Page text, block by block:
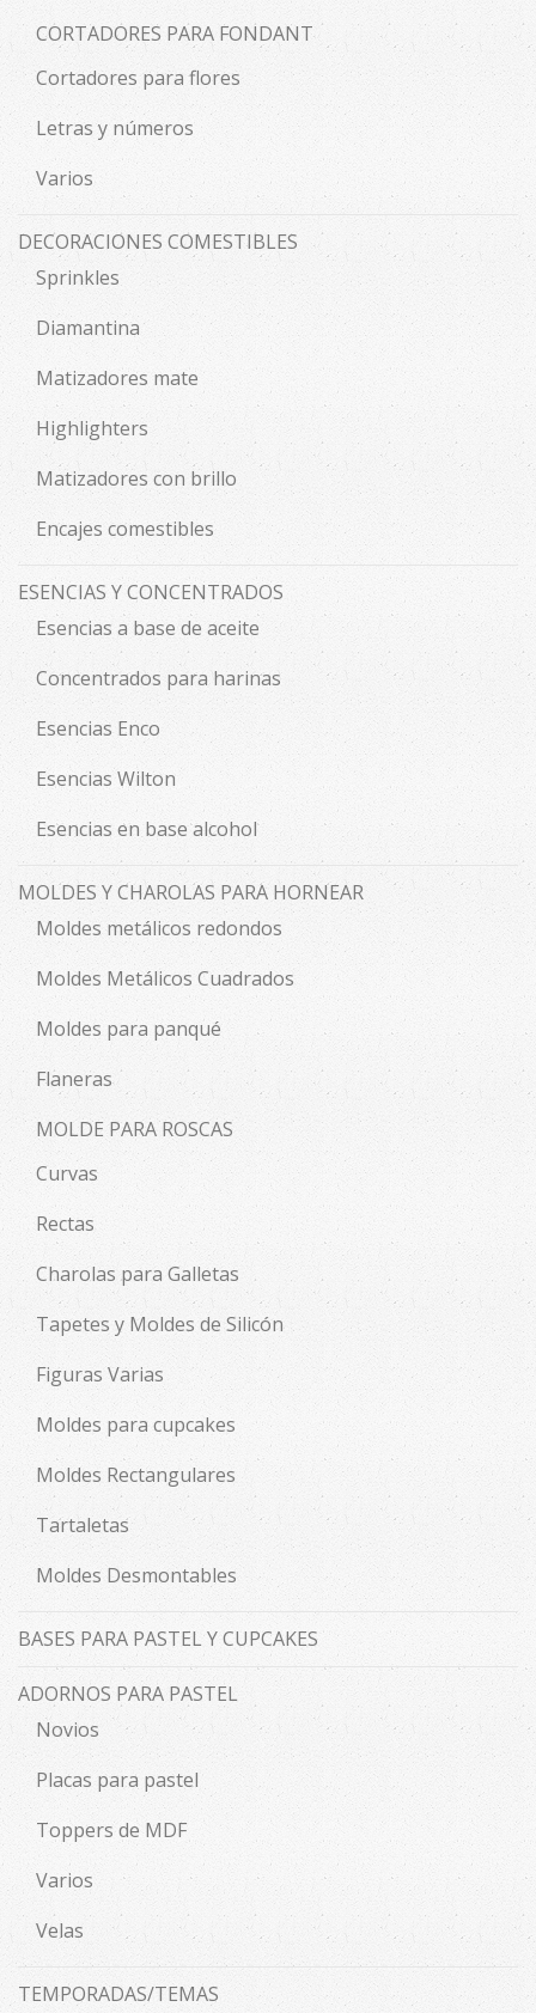
CORTADORES PARA FONDANT
Cortadores para flores
Letras y números
Varios
DECORACIONES COMESTIBLES
Sprinkles
Diamantina
Matizadores mate
Highlighters
Matizadores con brillo
Encajes comestibles
ESENCIAS Y CONCENTRADOS
Esencias a base de aceite
Concentrados para harinas
Esencias Enco
Esencias Wilton
Esencias en base alcohol
MOLDES Y CHAROLAS PARA HORNEAR
Moldes metálicos redondos
Moldes Metálicos Cuadrados
Moldes para panqué
Flaneras
MOLDE PARA ROSCAS
Curvas
Rectas
Charolas para Galletas
Tapetes y Moldes de Silicón
Figuras Varias
Moldes para cupcakes
Moldes Rectangulares
Tartaletas
Moldes Desmontables
BASES PARA PASTEL Y CUPCAKES
ADORNOS PARA PASTEL
Novios
Placas para pastel
Toppers de MDF
Varios
Velas
TEMPORADAS/TEMAS